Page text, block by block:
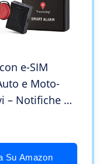
e-SIM
e Moto-
– Notifiche di
e Live
record
Su Amazon